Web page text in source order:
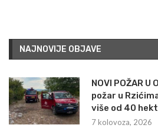
NAJNOVIJE OBJAVE
NOVI POŽAR U
požar u
više od 40
7 kolovoza, 2026